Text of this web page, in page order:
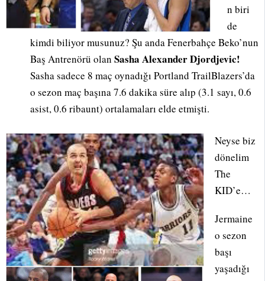
n biri
de
kimdi biliyor musunuz? Şu anda Fenerbahçe Beko’nun
Baş Antrenörü olanSasha Alexander Djordjevic!
Sasha sadece 8 maç oynadığı Portland TrailBlazers’da
o sezon maç başına 7.6 dakika süre alıp (3.1 sayı, 0.6
asist, 0.6 ribaunt) ortalamaları elde etmişti.
Neyse biz
dönelim
The
KID’e…
Jermaine
o sezon
başı
yaşadığı